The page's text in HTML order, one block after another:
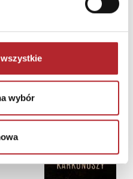
wybór
zobacz więcej
Wyłączność